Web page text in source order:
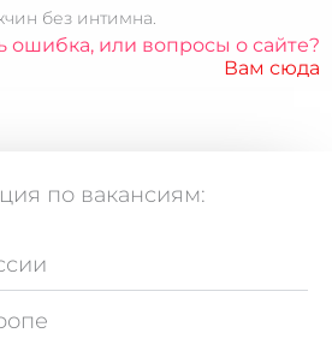
без интимна.
ошибка, или вопросы о сайте?
Вам сюда
по вакансиям: